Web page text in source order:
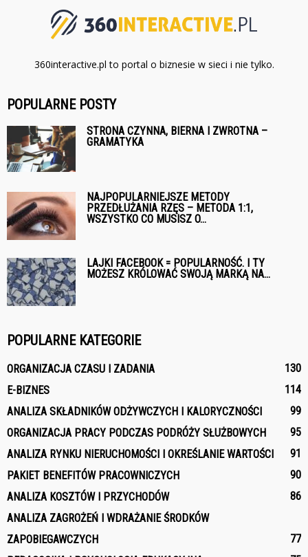
360interactive.pl to portal o biznesie w sieci i nie tylko.
POPULARNE POSTY
STRONA CZYNNA, BIERNA I ZWROTNA –
GRAMATYKA
NAJPOPULARNIEJSZE METODY
PRZEDŁUŻANIA RZĘS – METODA 1:1,
WSZYSTKO CO MUSISZ O...
LAJKI FACEBOOK = POPULARNOŚĆ. I TY
MOŻESZ KRÓLOWAĆ SWOJĄ MARKĄ NA...
POPULARNE KATEGORIE
ORGANIZACJA CZASU I ZADANIA
130
E-BIZNES
114
ANALIZA SKŁADNIKÓW ODŻYWCZYCH I KALORYCZNOŚCI
99
ORGANIZACJA PRACY PODCZAS PODRÓŻY SŁUŻBOWYCH
95
ANALIZA RYNKU NIERUCHOMOŚCI I OKREŚLANIE WARTOŚCI
91
PAKIET BENEFITÓW PRACOWNICZYCH
90
ANALIZA KOSZTÓW I PRZYCHODÓW
86
ANALIZA ZAGROŻEŃ I WDRAŻANIE ŚRODKÓW
ZAPOBIEGAWCZYCH
77